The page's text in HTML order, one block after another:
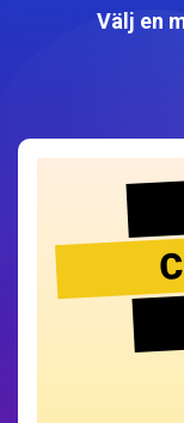
Välj en